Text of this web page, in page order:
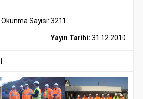
Okunma Sayısı: 3211
Yayın Tarihi: 31.12.2010